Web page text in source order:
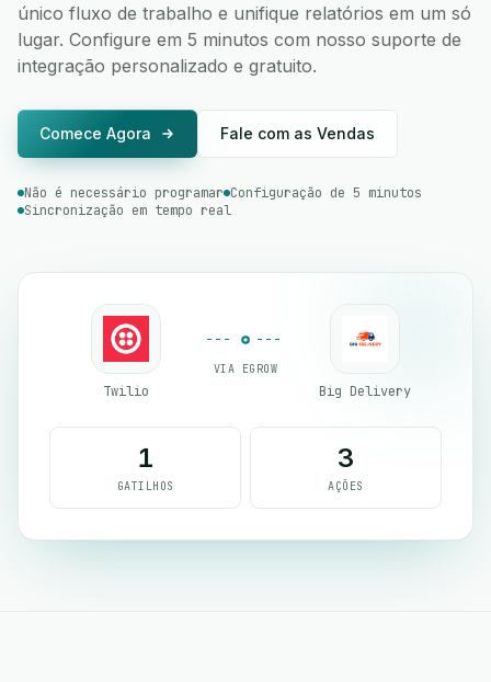
único fluxo de trabalho e unifique relatórios em um só
lugar. Configure em 5 minutos com nosso suporte de
integração personalizado e gratuito.
Comece Agora Fale com as Vendas
Não é necessário programar Configuração de 5 minutos
Sincronização em tempo real
Twilio
VIA EGROW
Big Delivery
1
GATILHOS
3
AÇÕES